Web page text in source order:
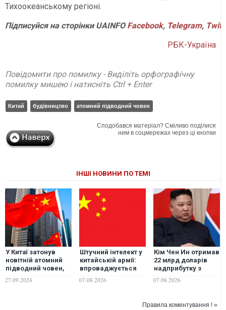
Тихоокеанському регіоні.
Підписуйся на сторінки UAINFO Facebook, Telegram,
РБК-Україна
Повідомити про помилку - Виділіть орфографічну
помилку мишею і натисніть Ctrl + Enter
Китай будівництво атомний підводний човен
Сподобався матеріал? Сміливо поділися
ним в соцмережах через ці кнопки
ІНШІ НОВИНИ ПО ТЕМІ
У Китаї затонув
новітній атомний
підводний човен,
приховати втрату –
27.09.2024
Штучний інтелект у
китайській армії:
впроваджується
планування
07.08.2026
Кім Чен Ин отримав
22 млрд доларів
надприбутку з
Україні, -
07.08.2026
Правила коментування ! »